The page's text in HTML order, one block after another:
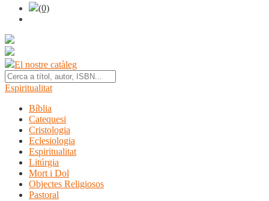
(0)
El nostre catàleg
Espiritualitat
Bíblia
Catequesi
Cristologia
Eclesiologia
Espiritualitat
Litúrgia
Mort i Dol
Objectes Religiosos
Pastoral